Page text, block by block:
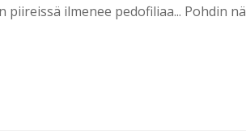
piireissä ilmenee pedofiliaa... Pohdin